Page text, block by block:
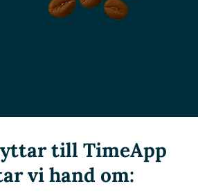
till TimeApp
vi hand om: